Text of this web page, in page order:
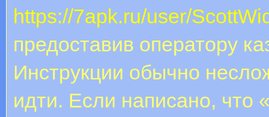
https://7apk.ru/user/
предоставив оператору
Инструкции обычно
идти. Если написано,